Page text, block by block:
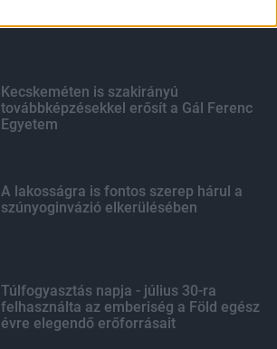
Kecskeméten is szakirányú
továbbképzésekkel erősít a Gál Ferenc
Egyetem
A lakosságra is fontos szerep hárul a
szúnyoginvázió elkerülésében
Túlfogyasztás napja - július 30-ra
felhasználta az emberiség a Föld egész
évre elegendő erőforrásait